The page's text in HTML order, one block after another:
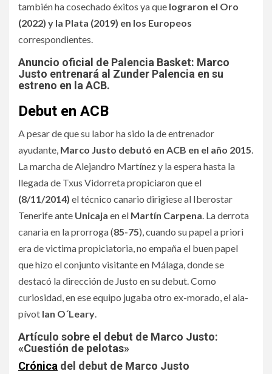
también ha cosechado éxitos ya que lograron el Oro
(2022) y la Plata (2019) en los Europeos
correspondientes.
Anuncio oficial de Palencia Basket: Marco
Justo entrenará al Zunder Palencia en su
estreno en la ACB.
Debut en ACB
A pesar de que su labor ha sido la de entrenador
ayudante, Marco Justo debutó en ACB en el año 2015.
La marcha de Alejandro Martínez y la espera hasta la
llegada de Txus Vidorreta propiciaron que el
(8/11/2014) el técnico canario dirigiese al Iberostar
Tenerife ante Unicaja en el Martín Carpena. La derrota
canaria en la prorroga (85-75), cuando su papel a priori
era de victima propiciatoria, no empaña el buen papel
que hizo el conjunto visitante en Málaga, donde se
destacó la dirección de Justo en su debut. Como
curiosidad, en ese equipo jugaba otro ex-morado, el ala-
pívot Ian O´Leary.
Artículo sobre el debut de Marco Justo:
«Cuestión de pelotas»
Crónica del debut de Marco Justo